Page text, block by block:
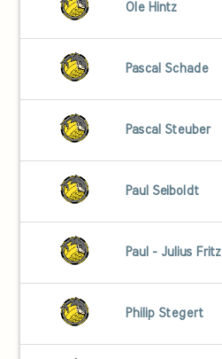
Ole Hintz
Pascal Schade
Pascal Steuber
Paul Seiboldt
Paul - Julius Fritz
Philip Stegert